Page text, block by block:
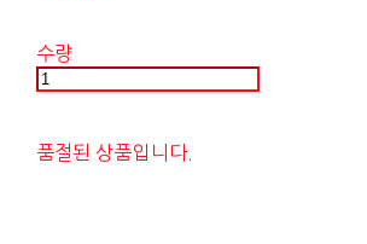
수량
품절된 상품입니다.